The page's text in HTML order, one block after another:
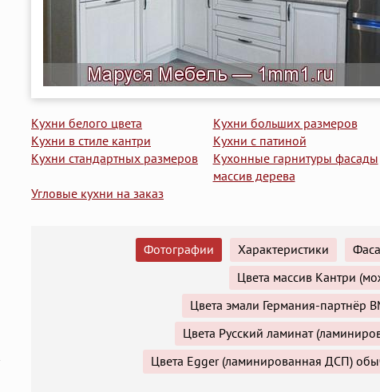
Кухни белого цвета
Кухни больших размеров
Кухни в стиле кантри
Кухни с патиной
Кухни стандартных размеров
Кухонные гарнитуры фасады
массив дерева
Угловые кухни на заказ
Фотографии Характеристики
Цвета массив Кантри
Цвета эмали Германия-партнёр
Цвета Русский ламинат
Цвета Egger (ламинированная ДСП)